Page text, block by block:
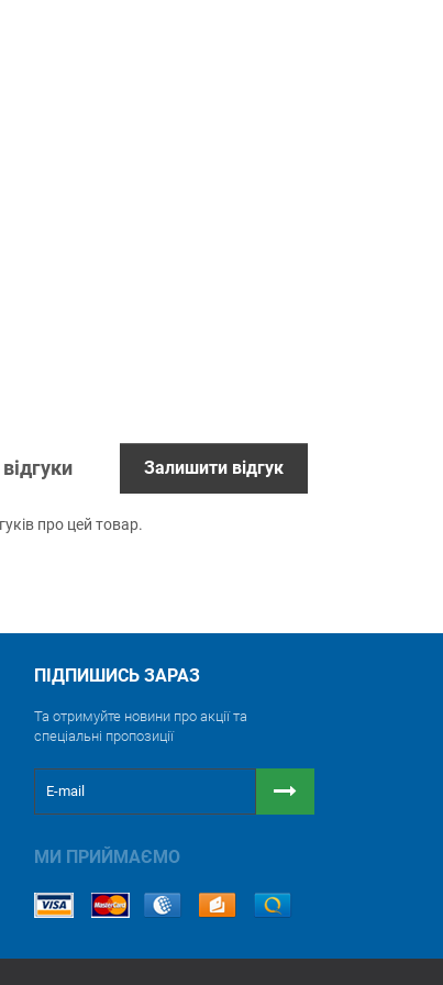
Залишити відгук
про цей товар.
ПІДПИШИСЬ ЗАРАЗ
Та отримуйте новини про акції та
спеціальні пропозиції
МИ ПРИЙМАЄМО